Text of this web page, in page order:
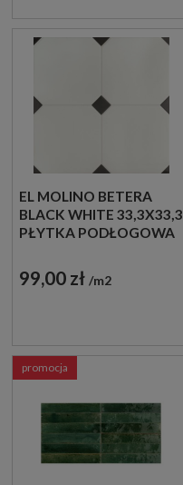
EL MOLINO BETERA
BLACK WHITE 33,3X33,3
PŁYTKA PODŁOGOWA
99,00 zł m2
promocja